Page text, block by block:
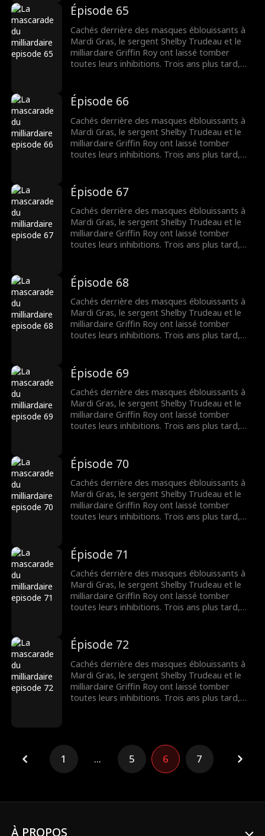
Griffin. Pour des raisons qui lui sont propres, il
lui laisse croire qu'il est pauvre. Maintenant,
deux parfaits étrangers qui ne le sont pas du
tout se retrouvent dans l'ultime mascarade
du cœur.
Épisode 65
Cachés derrière des masques éblouissants à
Mardi Gras, le sergent Shelby Trudeau et le
milliardaire Griffin Roy ont laissé tomber
toutes leurs inhibitions. Trois ans plus tard,
Griffin. Pour des raisons qui lui sont propres, il
lui laisse croire qu'il est pauvre. Maintenant,
deux parfaits étrangers qui ne le sont pas du
tout se retrouvent dans l'ultime mascarade
du cœur.
Épisode 66
Cachés derrière des masques éblouissants à
Mardi Gras, le sergent Shelby Trudeau et le
milliardaire Griffin Roy ont laissé tomber
toutes leurs inhibitions. Trois ans plus tard,
Griffin. Pour des raisons qui lui sont propres, il
lui laisse croire qu'il est pauvre. Maintenant,
deux parfaits étrangers qui ne le sont pas du
tout se retrouvent dans l'ultime mascarade
du cœur.
Épisode 67
Cachés derrière des masques éblouissants à
Mardi Gras, le sergent Shelby Trudeau et le
milliardaire Griffin Roy ont laissé tomber
toutes leurs inhibitions. Trois ans plus tard,
Griffin. Pour des raisons qui lui sont propres, il
lui laisse croire qu'il est pauvre. Maintenant,
deux parfaits étrangers qui ne le sont pas du
tout se retrouvent dans l'ultime mascarade
du cœur.
Épisode 68
Cachés derrière des masques éblouissants à
Mardi Gras, le sergent Shelby Trudeau et le
milliardaire Griffin Roy ont laissé tomber
toutes leurs inhibitions. Trois ans plus tard,
Griffin. Pour des raisons qui lui sont propres, il
lui laisse croire qu'il est pauvre. Maintenant,
deux parfaits étrangers qui ne le sont pas du
tout se retrouvent dans l'ultime mascarade
du cœur.
Épisode 69
Cachés derrière des masques éblouissants à
Mardi Gras, le sergent Shelby Trudeau et le
milliardaire Griffin Roy ont laissé tomber
toutes leurs inhibitions. Trois ans plus tard,
Griffin. Pour des raisons qui lui sont propres, il
lui laisse croire qu'il est pauvre. Maintenant,
deux parfaits étrangers qui ne le sont pas du
tout se retrouvent dans l'ultime mascarade
du cœur.
Épisode 70
Cachés derrière des masques éblouissants à
Mardi Gras, le sergent Shelby Trudeau et le
milliardaire Griffin Roy ont laissé tomber
toutes leurs inhibitions. Trois ans plus tard,
Griffin. Pour des raisons qui lui sont propres, il
lui laisse croire qu'il est pauvre. Maintenant,
deux parfaits étrangers qui ne le sont pas du
tout se retrouvent dans l'ultime mascarade
du cœur.
Épisode 71
Cachés derrière des masques éblouissants à
Mardi Gras, le sergent Shelby Trudeau et le
milliardaire Griffin Roy ont laissé tomber
toutes leurs inhibitions. Trois ans plus tard,
Griffin. Pour des raisons qui lui sont propres, il
lui laisse croire qu'il est pauvre. Maintenant,
deux parfaits étrangers qui ne le sont pas du
tout se retrouvent dans l'ultime mascarade
du cœur.
Épisode 72
Cachés derrière des masques éblouissants à
Mardi Gras, le sergent Shelby Trudeau et le
milliardaire Griffin Roy ont laissé tomber
toutes leurs inhibitions. Trois ans plus tard,
lui laisse croire qu'il est pauvre. Maintenant,
deux parfaits étrangers qui ne le sont pas du
tout se retrouvent dans l'ultime mascarade
1 ... 5 6 7
À PROPOS